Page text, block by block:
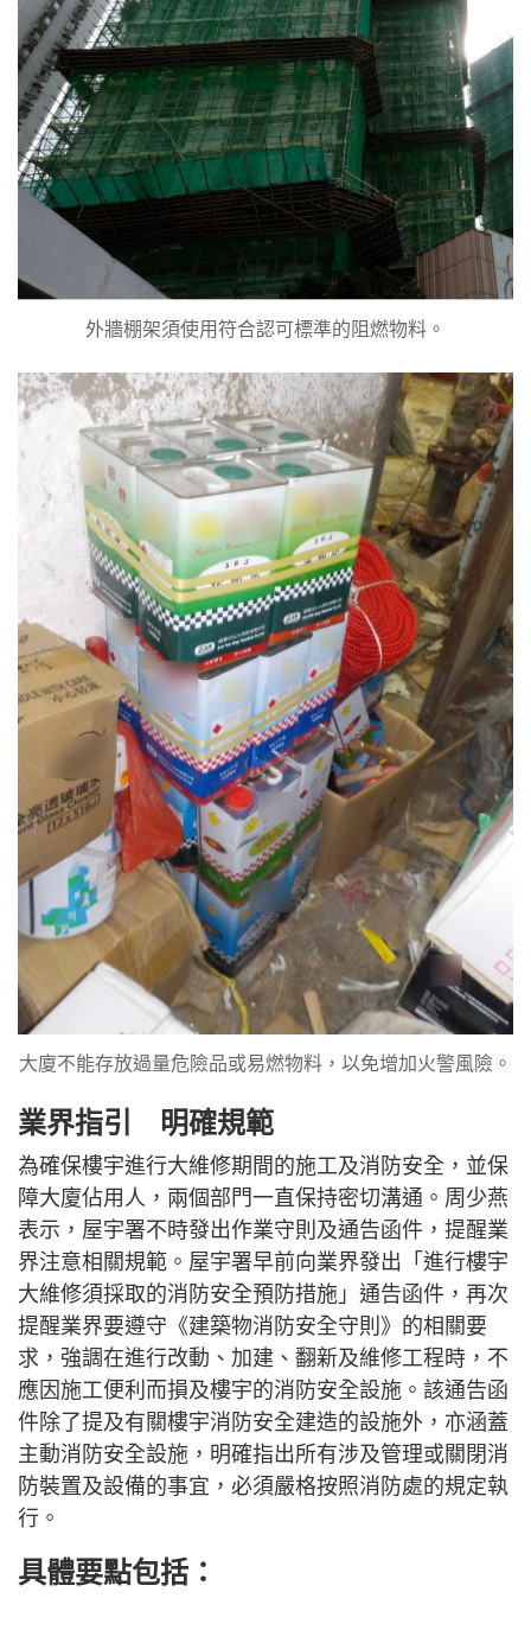
外牆棚架須使用符合認可標準的阻燃物料。
大廈不能存放過量危險品或易燃物料，以免增加火警風險。
業界指引 明確規範
為確保樓宇進行大維修期間的施工及消防安全，並保
障大廈佔用人，兩個部門一直保持密切溝通。周少燕
表示，屋宇署不時發出作業守則及通告函件，提醒業
界注意相關規範。屋宇署早前向業界發出「進行樓宇
大維修須採取的消防安全預防措施」通告函件，再次
提醒業界要遵守《建築物消防安全守則》的相關要
求，強調在進行改動、加建、翻新及維修工程時，不
應因施工便利而損及樓宇的消防安全設施。該通告函
件除了提及有關樓宇消防安全建造的設施外，亦涵蓋
主動消防安全設施，明確指出所有涉及管理或關閉消
防裝置及設備的事宜，必須嚴格按照消防處的規定執
行。
具體要點包括：